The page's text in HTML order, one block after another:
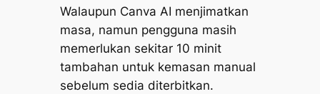
Walaupun Canva AI menjimatkan
masa, namun pengguna masih
memerlukan sekitar 10 minit
tambahan untuk kemasan manual
sebelum sedia diterbitkan.